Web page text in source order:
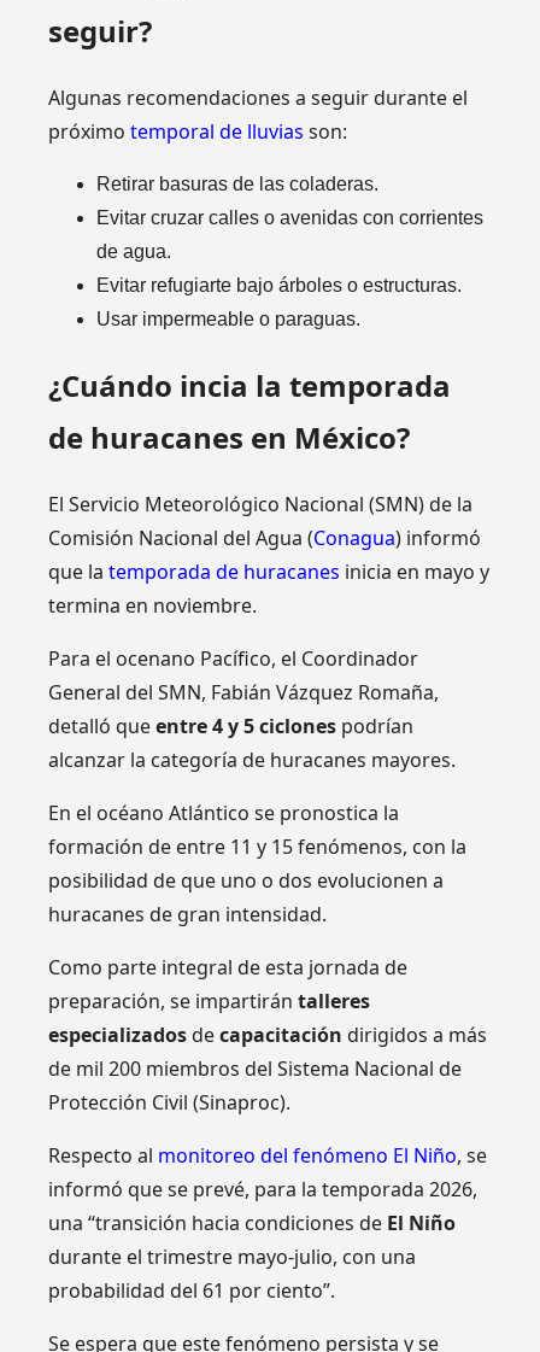
seguir?
Algunas recomendaciones a seguir durante el
próximotemporal de lluvias son:
Retirar basuras de las coladeras.
Evitar cruzar calles o avenidas con corrientes
de agua.
Evitar refugiarte bajo árboles o estructuras.
Usar impermeable o paraguas.
¿Cuándo incia la temporada
de huracanes en México?
El Servicio Meteorológico Nacional (SMN) de la
Comisión Nacional del Agua (Conagua) informó
que latemporada de huracanes inicia en mayo y
termina en noviembre.
Para el ocenano Pacífico, el Coordinador
General del SMN, Fabián Vázquez Romaña,
detalló queentre 4 y 5 ciclones podrían
alcanzar la categoría de huracanes mayores.
En el océano Atlántico se pronostica la
formación de entre 11 y 15 fenómenos, con la
posibilidad de que uno o dos evolucionen a
huracanes de gran intensidad.
Como parte integral de esta jornada de
preparación, se impartirántalleres
especializadosdecapacitación dirigidos a más
de mil 200 miembros del Sistema Nacional de
Protección Civil (Sinaproc).
Respecto al monitoreo del fenómeno El Niño, se
informó que se prevé, para la temporada 2026,
una “transición hacia condiciones de El Niño
durante el trimestre mayo-julio, con una
probabilidad del 61 por ciento”.
Se espera que este fenómeno persista y se